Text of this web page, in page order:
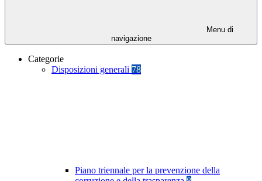
Menu di
navigazione
Categorie
Disposizioni generali 78
Piano triennale per la prevenzione della